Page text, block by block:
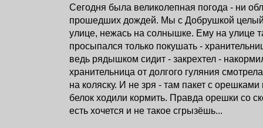
Сегодня была великолепная погода - ни
прошедших дождей. Мы с Добрушкой
улице, нежась на солнышке. Ему на улице
просыпался только покушать -
ведь рядышком сидит - закрехтел -
хранительница от долгого гуляния
на коляску. И не зря - там пакет с
белок ходили кормить. Правда орешки со
есть хочется и не такое сгрызёшь...